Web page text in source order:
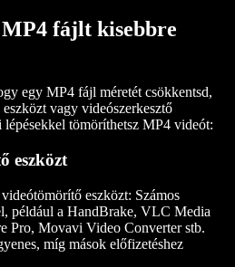
fájlt kisebbre
egy MP4 fájl méretét csökkentsd,
vagy videószerkesztő
tömöríthetsz MP4 videót:
eszközt
eszközt: Számos
például a HandBrake, VLC Media
Pro, Movavi Video Converter stb.
míg mások előfizetéshez